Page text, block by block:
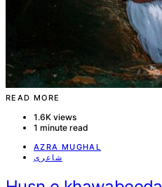
READ MORE
1.6K views
1 minute read
AZRA MUGHAL
شاعری